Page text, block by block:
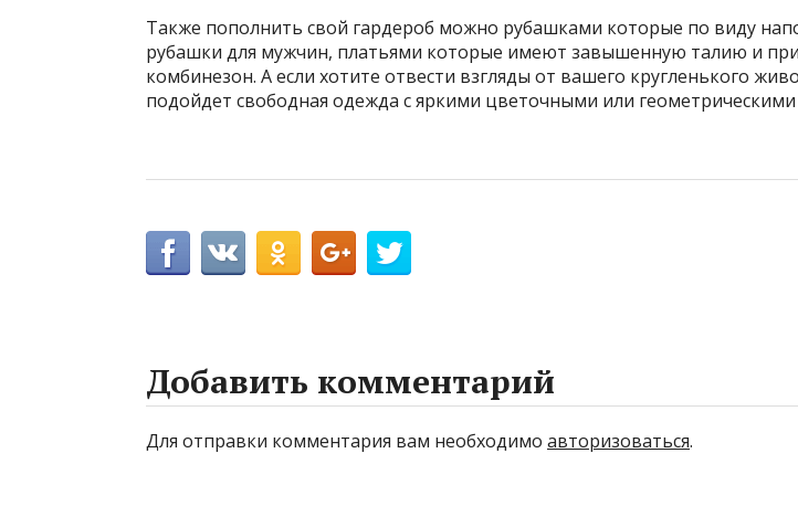
Также пополнить свой гардероб можно рубашками которые по виду
рубашки для мужчин, платьями которые имеют завышенную талию и
комбинезон. А если хотите отвести взгляды от вашего кругленького
подойдет свободная одежда с яркими цветочными или
Добавить комментарий
Для отправки комментария вам необходимо авторизоваться.